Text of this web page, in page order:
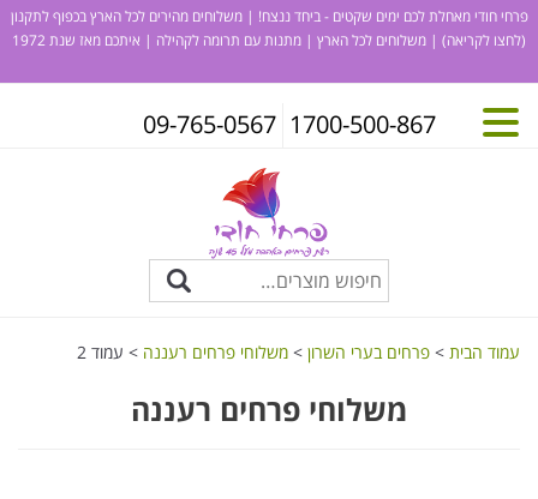
פרחי חודי מאחלת לכם ימים שקטים - ביחד ננצח! | משלוחים מהירים לכל הארץ בכפוף לתקנון
(לחצו לקריאה) | משלוחים לכל הארץ | מתנות עם תרומה לקהילה | איתכם מאז שנת 1972
1700-500-867
09-765-0567
עמוד הבית > פרחים בערי השרון > משלוחי פרחים רעננה > עמוד 2
משלוחי פרחים רעננה